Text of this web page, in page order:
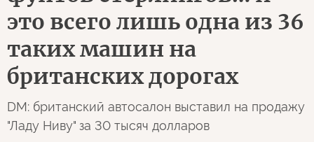
это всего лишь одна из 36
таких машин на
британских дорогах
DM: британский автосалон выставил на продажу
"Ладу Ниву" за 30 тысяч долларов